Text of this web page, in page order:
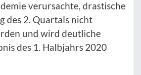
verursachte, drastische
des 2. Quartals nicht
und wird deutliche
des 1. Halbjahrs 2020